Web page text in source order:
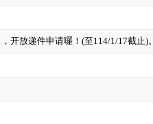
开放递件申请囉！(至114/1/17截止)。